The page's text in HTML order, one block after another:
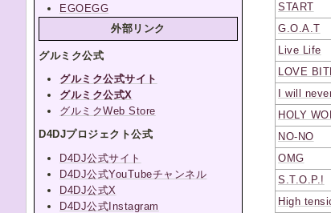
START
G.O.A.T
Live Life
LOVE
I will
HOLY
NO-NO
OMG
S.T.O.P.!
High
EGOEGG
外部リンク
グルミク公式
グルミク公式サイト
グルミク公式X
グルミクWeb Store
D4DJプロジェクト公式
D4DJ公式サイト
D4DJ公式YouTubeチャンネル
D4DJ公式X
D4DJ公式Instagram